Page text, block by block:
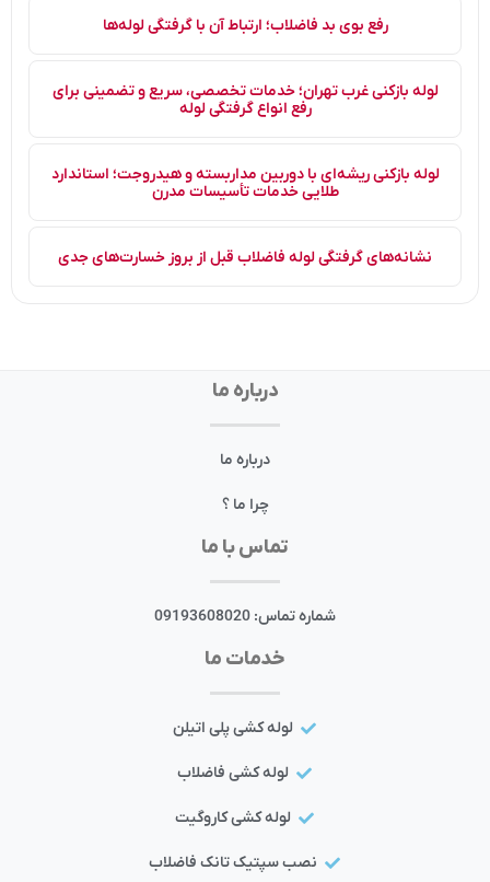
رفع بوی بد فاضلاب؛ ارتباط آن با گرفتگی لوله‌ها
لوله بازکنی غرب تهران؛ خدمات تخصصی، سریع و تضمینی برای
رفع انواع گرفتگی لوله
لوله بازکنی ریشه‌ای با دوربین مداربسته و هیدروجت؛ استاندارد
طلایی خدمات تأسیسات مدرن
نشانه‌های گرفتگی لوله فاضلاب قبل از بروز خسارت‌های جدی
درباره ما
درباره ما
چرا ما ؟
تماس با ما
شماره تماس: 09193608020
خدمات ما
لوله کشی پلی اتیلن
لوله کشی فاضلاب
لوله کشی کاروگیت
نصب سپتیک تانک فاضلاب